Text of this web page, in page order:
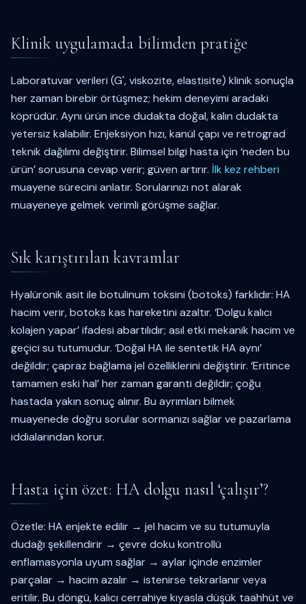
Klinik uygulamada bilimden pratiğe
Laboratuvar verileri (G', viskozite, elastisite) klinik sonuçla
her zaman birebir örtüşmez; hekim deneyimi aradaki
köprüdür. Aynı ürün ince dudakta doğal, kalın dudakta
yetersiz kalabilir. Enjeksiyon hızı, kanül çapı ve retrograd
teknik dağılımı değiştirir. Bilimsel bilgi hasta için ‘neden bu
ürün’ sorusuna cevap verir; güven artırır. İlk kez rehberi
muayene sürecini anlatır. Sorularınızı not alarak
muayeneye gelmek verimli görüşme sağlar.
Sık karıştırılan kavramlar
Hyalüronik asit ile botulinum toksini (botoks) farklıdır: HA
hacim verir, botoks kas hareketini azaltır. ‘Dolgu kalıcı
kolajen yapar’ ifadesi abartılıdır; asıl etki mekanik hacim ve
geçici su tutumudur. ‘Doğal HA ile sentetik HA aynı’
değildir; çapraz bağlama jel özelliklerini değiştirir. ‘Eritince
tamamen eski hal’ her zaman garanti değildir; çoğu
hastada yakın sonuç alınır. Bu ayrımları bilmek
muayenede doğru sorular sormanızı sağlar ve pazarlama
iddialarından korur.
Hasta için özet: HA dolgu nasıl ‘çalışır’?
Özetle: HA enjekte edilir → jel hacim ve su tutumuyla
dudağı şekillendirir → çevre doku kontrollü
enflamasyonla uyum sağlar → aylar içinde enzimler
parçalar → hacim azalır → istenirse tekrarlanır veya
eritilir. Bu döngü, kalıcı cerrahiye kıyasla düşük taahhüt ve